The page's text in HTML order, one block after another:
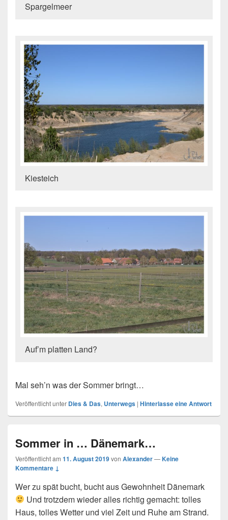
Spargelmeer
Kiesteich
Auf’m platten Land?
Mal seh’n was der Sommer bringt…
Veröffentlicht unter Dies & Das, Unterwegs | Hinterlasse eine Antwort
Sommer in … Dänemark…
Veröffentlicht am 11. August 2019von Alexander—Keine
Kommentare ↓
Wer zu spät bucht, bucht aus Gewohnheit Dänemark
Und trotzdem wieder alles richtig gemacht: tolles
Haus, tolles Wetter und viel Zeit und Ruhe am Strand.